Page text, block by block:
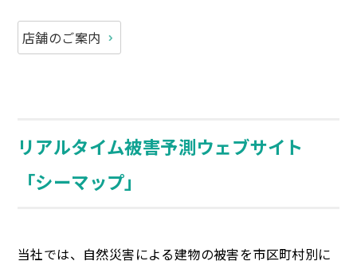
店舗のご案内
リアルタイム被害予測ウェブサイト
「シーマップ」
当社では、自然災害による建物の被害を市区町村別に